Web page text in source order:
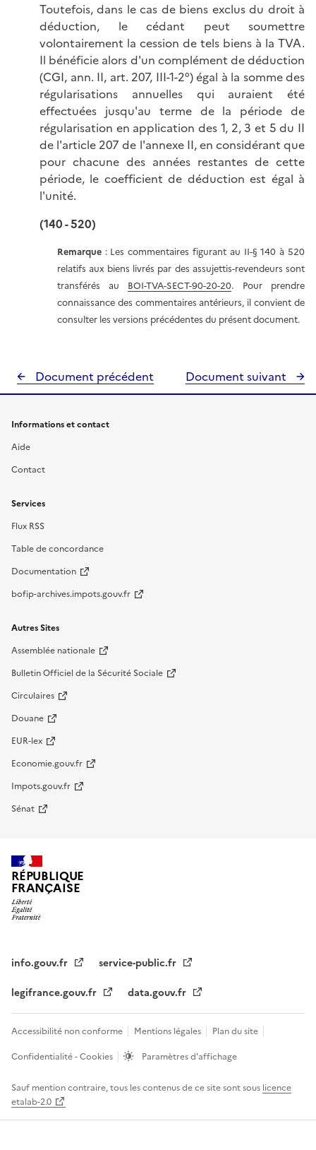
Toutefois, dans le cas de biens exclus du droit à
déduction, le cédant peut soumettre
volontairement la cession de tels biens à la TVA.
Il bénéficie alors d'un complément de déduction
(CGI, ann. II, art. 207, III-1-2°) égal à la somme des
régularisations annuelles qui auraient été
effectuées jusqu'au terme de la période de
régularisation en application des 1, 2, 3 et 5 du II
de l'article 207 de l'annexe II, en considérant que
pour chacune des années restantes de cette
période, le coefficient de déduction est égal à
l'unité.
(140 - 520)
Remarque: Les commentaires figurant au II-§ 140 à 520
relatifs aux biens livrés par des assujettis-revendeurs sont
transférés au BOI-TVA-SECT-90-20-20. Pour prendre
connaissance des commentaires antérieurs, il convient de
consulter les versions précédentes du présent document.
Document précédent Document suivant
Informations et contact
Aide
Contact
Services
Flux RSS
Table de concordance
Documentation
bofip-archives.impots.gouv.fr
Autres Sites
Assemblée nationale
Bulletin Officiel de la Sécurité Sociale
Circulaires
Douane
EUR-lex
Economie.gouv.fr
Impots.gouv.fr
Sénat
RÉPUBLIQUE
FRANÇAISE
info.gouv.fr
service-public.fr
legifrance.gouv.fr
data.gouv.fr
Accessibilité non conforme Mentions légales
Plan du site
Confidentialité - Cookies
Paramètres d'affichage
Sauf mention contraire, tous les contenus de ce site sont sous licence
etalab-2.0